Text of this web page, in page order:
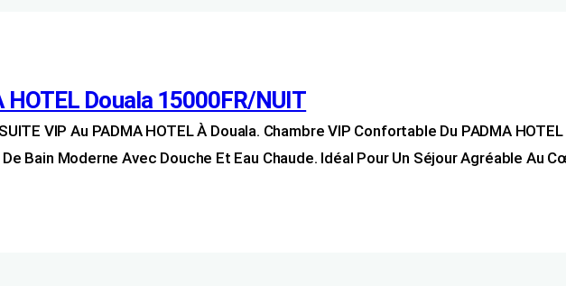
HOTEL Douala 15000FR/NUIT
VIP Au PADMA HOTEL À Douala. Chambre VIP Confortable Du PADMA HOTEL
Bain Moderne Avec Douche Et Eau Chaude. Idéal Pour Un Séjour Agréable Au